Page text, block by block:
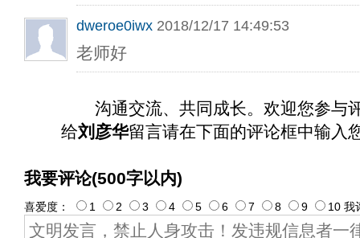
dweroe0iwx 2018/12/17 14:49:53
老师好
沟通交流、共同成长。欢迎您参与
给刘彦华留言请在下面的评论框中输入
我要评论(500字以内)
喜爱度： 1 2 3 4 5 6 7 8 9 10 我